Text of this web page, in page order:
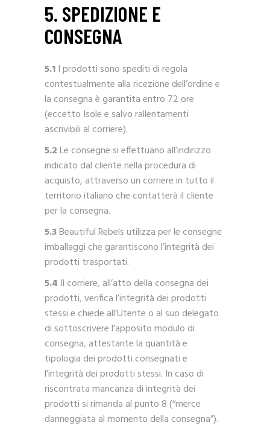
5. SPEDIZIONE E
CONSEGNA
5.1I prodotti sono spediti di regola
contestualmente alla ricezione dell’ordine e
la consegna è garantita entro 72 ore
(eccetto Isole e salvo rallentamenti
ascrivibili al corriere).
5.2Le consegne si effettuano all’indirizzo
indicato dal cliente nella procedura di
acquisto, attraverso un corriere in tutto il
territorio italiano che contatterà il cliente
per la consegna.
5.3Beautiful Rebels utilizza per le consegne
imballaggi che garantiscono l’integrità dei
prodotti trasportati.
5.4 Il corriere, all’atto della consegna dei
prodotti, verifica l’integrità dei prodotti
stessi e chiede all’Utente o al suo delegato
di sottoscrivere l’apposito modulo di
consegna, attestante la quantità e
tipologia dei prodotti consegnati e
l’integrità dei prodotti stessi. In caso di
riscontrata mancanza di integrità dei
prodotti si rimanda al punto 8 (“merce
danneggiata al momento della consegna”).